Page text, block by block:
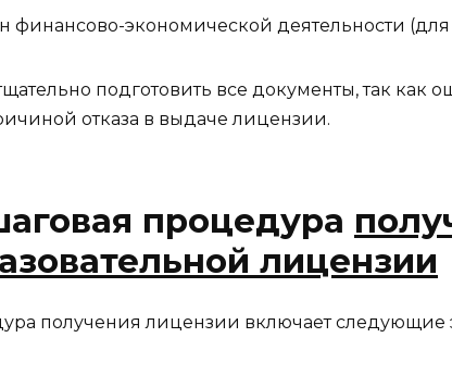
финансово-экономической деятельности
подготовить все документы, так как
отказа в выдаче лицензии.
процедура
лицензии
получения лицензии включает следующие